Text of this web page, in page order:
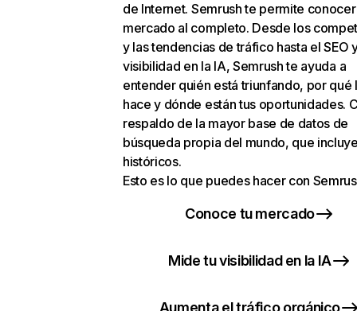
de Internet. Semrush te permite
mercado al completo. Desde los
y las tendencias de tráfico hasta el SEO
visibilidad en la IA, Semrush te ayuda a
entender quién está triunfando, por qué
hace y dónde están tus oportunidades.
respaldo de la mayor base de datos de
búsqueda propia del mundo, que
históricos.
Esto es lo que puedes hacer con
Conoce tu mercado
Mide tu visibilidad en la IA
Aumenta el tráfico orgánico